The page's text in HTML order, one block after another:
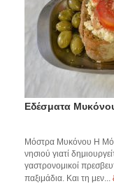
Εδέσματα
Μόστρα Μυκόνου Η
νησιού γιατί
γαστρονομικοί
παξιμάδια. Και τη μεν...